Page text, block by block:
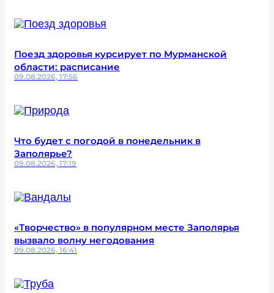
Поезд здоровья курсирует по Мурманской
области: расписание
09.08.2026, 17:56
Что будет с погодой в понедельник в
Заполярье?
09.08.2026, 17:19
«Творчество» в популярном месте Заполярья
вызвало волну негодования
09.08.2026, 16:41